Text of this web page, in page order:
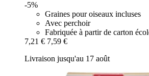
-5%
Graines pour oiseaux incluses
Avec perchoir
Fabriquée à partir de carton
7,21 € 7,59 €
Livraison jusqu'au 17 août